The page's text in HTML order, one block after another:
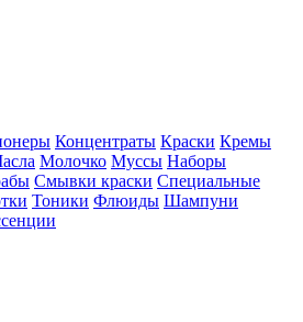
Концентраты Краски Кремы
Молочко Муссы Наборы
Смывки краски Специальные
Тоники Флюиды Шампуни